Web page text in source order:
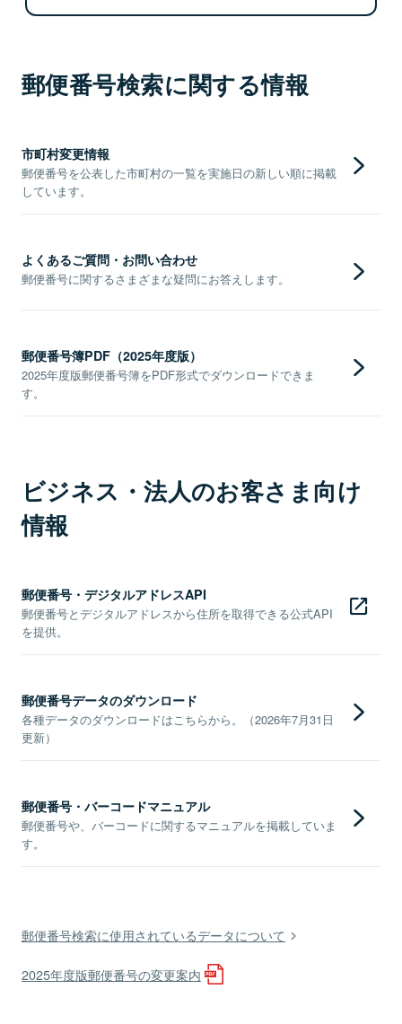
郵便番号検索に関する情報
市町村変更情報
郵便番号を公表した市町村の一覧を実施日の新しい順に掲載
しています。
よくあるご質問・お問い合わせ
郵便番号に関するさまざまな疑問にお答えします。
郵便番号簿PDF（2025年度版）
2025年度版郵便番号簿をPDF形式でダウンロードできま
す。
ビジネス・法人のお客さま向け
情報
郵便番号・デジタルアドレスAPI
郵便番号とデジタルアドレスから住所を取得できる公式API
を提供。
郵便番号データのダウンロード
各種データのダウンロードはこちらから。（2026年7月31日
更新）
郵便番号・バーコードマニュアル
郵便番号や、バーコードに関するマニュアルを掲載していま
す。
郵便番号検索に使用されているデータについて
2025年度版郵便番号の変更案内